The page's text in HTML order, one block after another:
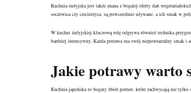
Kuchnia indyjska jest także znana z bogatej oferty dań
soczewica czy ciecierzyca, są powszechnie używane, a ich smak w
W kuchni indyjskiej kluczową rolę odgrywa również technika
bardziej intensywny. Każda potrawa ma swój niepowtarzalny smak
Jakie potrawy warto
Kuchnia japońska to bogaty zbiór potraw, które zachwycają nie